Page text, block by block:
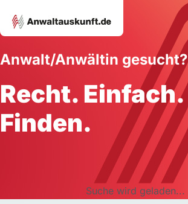
Anwalt/Anwältin gesucht?
Recht. Einfach.
Finden.
Suche wird geladen...